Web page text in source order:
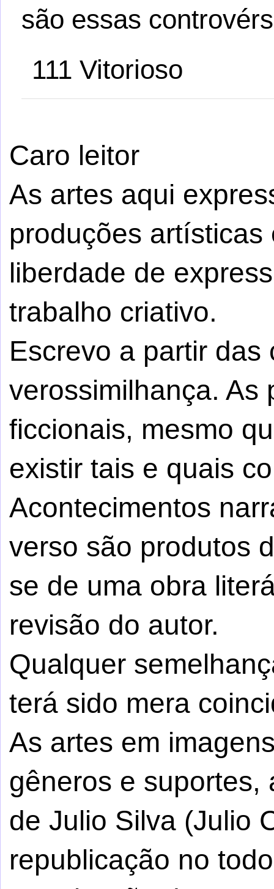
são essas
111 Vitorioso
Caro leitor
As artes aqui
produções artísticas
liberdade de
trabalho criativo.
Escrevo a partir das
verossimilhança. As
ficcionais, mesmo
existir tais e quais
Acontecimentos
verso são produtos
se de uma obra
revisão do autor.
Qualquer
terá sido mera
As artes em
gêneros e suportes,
de Julio Silva (Julio
republicação no